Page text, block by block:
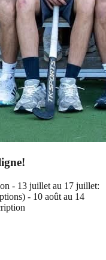
- 13 juillet au 17 juillet:
- 10 août au 14